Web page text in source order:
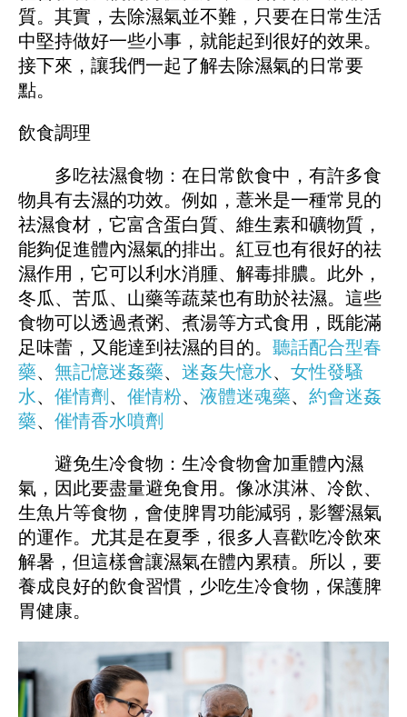
質。其實，去除濕氣並不難，只要在日常生活
中堅持做好一些小事，就能起到很好的效果。
接下來，讓我們一起了解去除濕氣的日常要
點。
飲食調理
多吃祛濕食物：在日常飲食中，有許多食
物具有去濕的功效。例如，薏米是一種常見的
祛濕食材，它富含蛋白質、維生素和礦物質，
能夠促進體內濕氣的排出。紅豆也有很好的祛
濕作用，它可以利水消腫、解毒排膿。此外，
冬瓜、苦瓜、山藥等蔬菜也有助於祛濕。這些
食物可以透過煮粥、煮湯等方式食用，既能滿
足味蕾，又能達到祛濕的目的。 聽話配合型春
藥、 無記憶迷姦藥、 迷姦失憶水、 女性發騷
水、 催情劑 、 催情粉、 液體迷魂藥、 約會迷姦
藥、 催情香水噴劑
避免生冷食物：生冷食物會加重體內濕
氣，因此要盡量避免食用。像冰淇淋、冷飲、
生魚片等食物，會使脾胃功能減弱，影響濕氣
的運作。尤其是在夏季，很多人喜歡吃冷飲來
解暑，但這樣會讓濕氣在體內累積。所以，要
養成良好的飲食習慣，少吃生冷食物，保護脾
胃健康。